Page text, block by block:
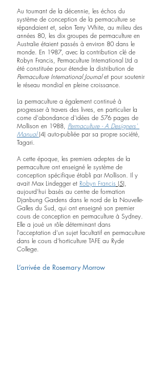
Au tournant de la décennie, les échos du
système de conception de la permaculture se
répandaient et, selon Terry White, au milieu des
années 80, les dix groupes de permaculture en
Australie étaient passés à environ 80 dans le
monde. En 1987, avec la contribution clé de
Robyn Francis, Permaculture International Ltd a
été constituée pour étendre la distribution de
Permaculture International Journal et pour soutenir
le réseau mondial en pleine croissance.
La permaculture a également continué à
progresser à travers des livres, en particulier la
corne d'abondance d'idées de 576 pages de
Mollison en 1988, Permaculture - A Designers'
Manual (4) auto-publiée par sa propre société,
Tagari.
A cette époque, les premiers adeptes de la
permaculture ont enseigné le système de
conception spécifique établi par Mollison. Il y
avait Max Lindegger et Robyn Francis (5),
aujourd'hui basés au centre de formation
Djanbung Gardens dans le nord de la Nouvelle-
Galles du Sud, qui ont enseigné son premier
cours de conception en permaculture à Sydney.
Elle a joué un rôle déterminant dans
l'acceptation d'un sujet facultatif en permaculture
dans le cours d'horticulture TAFE au Ryde
College.
L’arrivée de Rosemary Morrow